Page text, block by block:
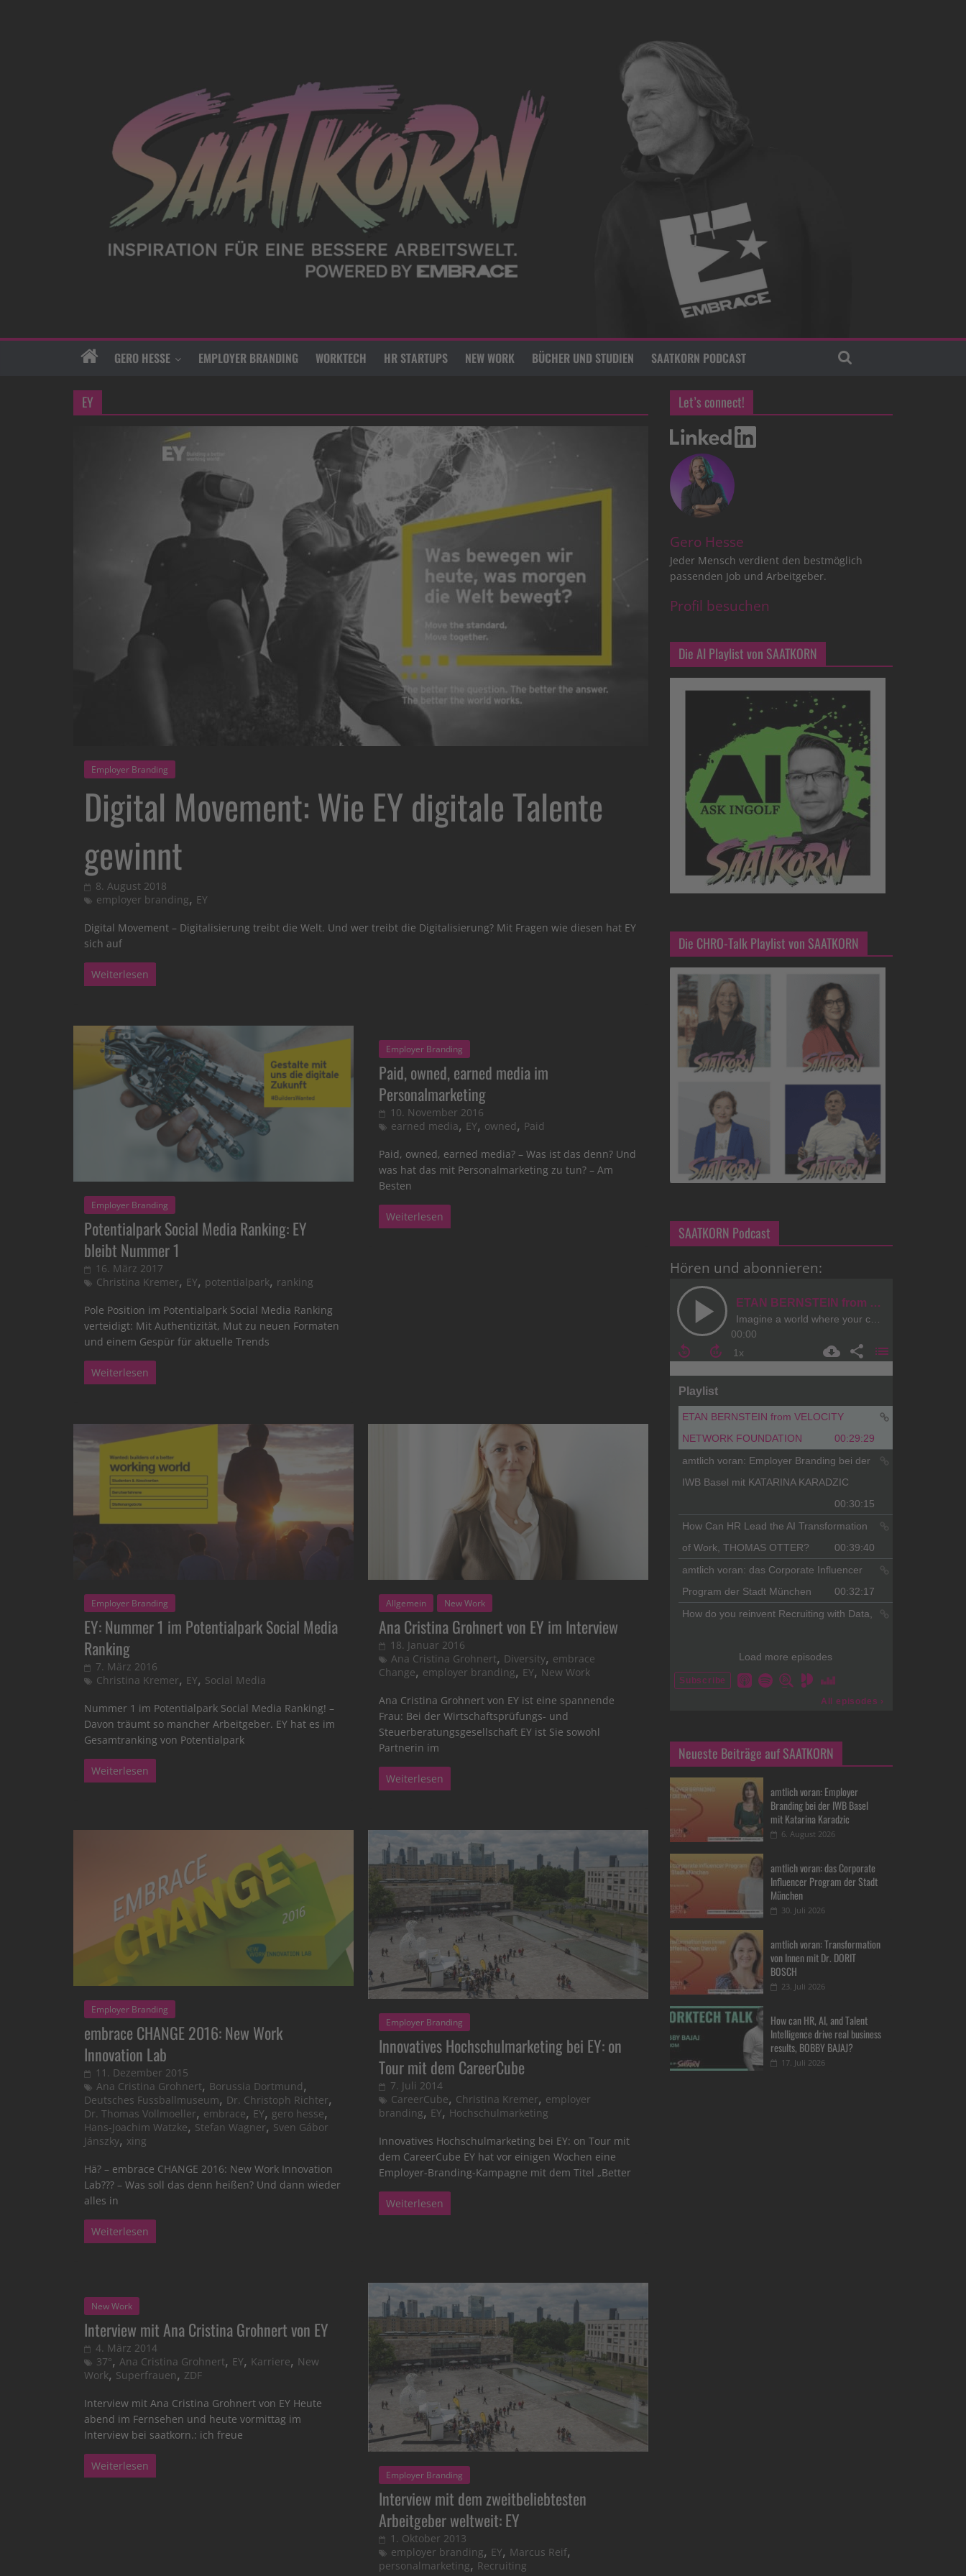
GERO HESSE EMPLOYER BRANDING WORKTECH HR STARTUPS NEW WORK BÜCHER UND STUDIEN SAATKORN PODCAST
EY
Employer Branding
Digital Movement: Wie EY digitale Talente
gewinnt
8. August 2018
employer branding, EY
Digital Movement – Digitalisierung treibt die Welt. Und wer treibt die Digitalisierung? Mit Fragen wie diesen hat EY
sich auf
Weiterlesen
Employer Branding
Potentialpark Social Media Ranking: EY
bleibt Nummer 1
16. März 2017
Christina Kremer, EY, potentialpark, ranking
Pole Position im Potentialpark Social Media Ranking
verteidigt: Mit Authentizität, Mut zu neuen Formaten
und einem Gespür für aktuelle Trends
Weiterlesen
Employer Branding
Paid, owned, earned media im
Personalmarketing
10. November 2016
earned media, EY, owned, Paid
Paid, owned, earned media? – Was ist das denn? Und
was hat das mit Personalmarketing zu tun? – Am
Besten
Weiterlesen
Employer Branding
EY: Nummer 1 im Potentialpark Social Media
Ranking
7. März 2016
Christina Kremer, EY, Social Media
Nummer 1 im Potentialpark Social Media Ranking! –
Davon träumt so mancher Arbeitgeber. EY hat es im
Gesamtranking von Potentialpark
Weiterlesen
Allgemein New Work
Ana Cristina Grohnert von EY im Interview
18. Januar 2016
Ana Cristina Grohnert, Diversity, embrace
Change, employer branding, EY, New Work
Ana Cristina Grohnert von EY ist eine spannende
Frau: Bei der Wirtschaftsprüfungs- und
Steuerberatungsgesellschaft EY ist Sie sowohl
Partnerin im
Weiterlesen
Employer Branding
embrace CHANGE 2016: New Work
Innovation Lab
11. Dezember 2015
Ana Cristina Grohnert, Borussia Dortmund,
Deutsches Fussballmuseum, Dr. Christoph Richter,
Dr. Thomas Vollmoeller, embrace, EY, gero hesse,
Hans-Joachim Watzke, Stefan Wagner,Sven Gábor
Jánszky, xing
Hä? – embrace CHANGE 2016: New Work Innovation
Lab??? – Was soll das denn heißen? Und dann wieder
alles in
Weiterlesen
Employer Branding
Innovatives Hochschulmarketing bei EY: on
Tour mit dem CareerCube
7. Juli 2014
CareerCube, Christina Kremer, employer
branding, EY,Hochschulmarketing
Innovatives Hochschulmarketing bei EY: on Tour mit
dem CareerCube EY hat vor einigen Wochen eine
Employer-Branding-Kampagne mit dem Titel „Better
Weiterlesen
New Work
Interview mit Ana Cristina Grohnert von EY
4. März 2014
37°, Ana Cristina Grohnert, EY, Karriere, New
Work, Superfrauen, ZDF
Interview mit Ana Cristina Grohnert von EY Heute
abend im Fernsehen und heute vormittag im
Interview bei saatkorn.: ich freue
Weiterlesen
Employer Branding
Interview mit dem zweitbeliebtesten
Arbeitgeber weltweit: EY
1. Oktober 2013
employer branding, EY, Marcus Reif,
personalmarketing, Recruiting
Let’s connect!
Gero Hesse
Jeder Mensch verdient den bestmöglich
passenden Job und Arbeitgeber.
Profil besuchen
Die AI Playlist von SAATKORN
Die CHRO-Talk Playlist von SAATKORN
SAATKORN Podcast
Hören und abonnieren:
Neueste Beiträge auf SAATKORN
amtlich voran: Employer
Branding bei der IWB Basel
mit Katarina Karadzic
6. August 2026
amtlich voran: das Corporate
Influencer Program der Stadt
München
30. Juli 2026
amtlich voran: Transformation
von Innen mit Dr. DORIT
BOSCH
23. Juli 2026
How can HR, AI, and Talent
Intelligence drive real business
results, BOBBY BAJAJ?
17. Juli 2026